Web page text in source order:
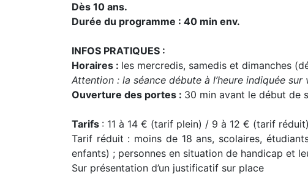
Dès 10 ans.
Durée du programme : 40 min env.
INFOS PRATIQUES :
Horaires : les mercredis, samedis et dimanches
Attention : la séance débute à l’heure indiquée
Ouverture des portes : 30 min avant le début de
Tarifs : 11 à 14 € (tarif plein) / 9 à 12 € (tarif
Tarif réduit : moins de 18 ans, scolaires,
enfants) ; personnes en situation de handicap et
Sur présentation d’un justificatif sur place